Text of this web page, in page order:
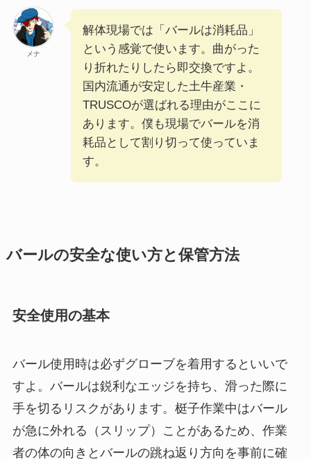
メナ
解体現場では「バールは消耗品」
という感覚で使います。曲がった
り折れたりしたら即交換ですよ。
国内流通が安定した土牛産業・
TRUSCOが選ばれる理由がここに
あります。僕も現場でバールを消
耗品として割り切って使っていま
す。
バールの安全な使い方と保管方法
安全使用の基本
バール使用時は必ずグローブを着用するといいで
すよ。バールは鋭利なエッジを持ち、滑った際に
手を切るリスクがあります。梃子作業中はバール
が急に外れる（スリップ）ことがあるため、作業
者の体の向きとバールの跳ね返り方向を事前に確